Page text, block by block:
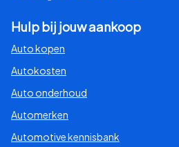
Hulp bij jouw aankoop
Auto kopen
Autokosten
Auto onderhoud
Automerken
Automotive kennisbank